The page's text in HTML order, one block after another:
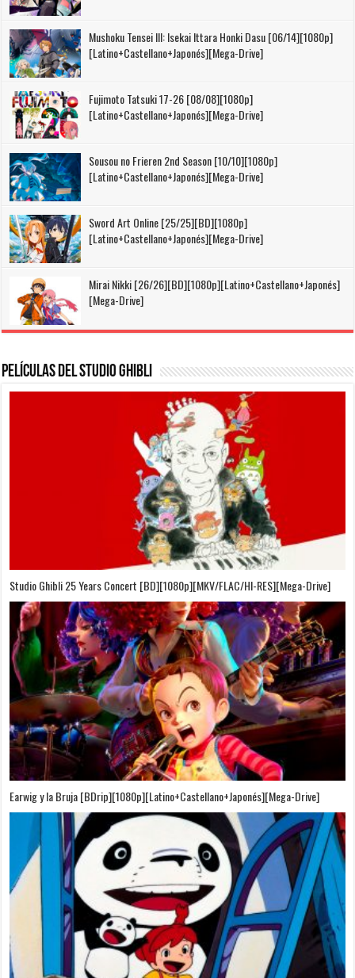
Mushoku Tensei III: Isekai Ittara Honki Dasu [06/14][1080p]
[Latino+Castellano+Japonés][Mega-Drive]
Fujimoto Tatsuki 17-26 [08/08][1080p]
[Latino+Castellano+Japonés][Mega-Drive]
Sousou no Frieren 2nd Season [10/10][1080p]
[Latino+Castellano+Japonés][Mega-Drive]
Sword Art Online [25/25][BD][1080p]
[Latino+Castellano+Japonés][Mega-Drive]
Mirai Nikki [26/26][BD][1080p][Latino+Castellano+Japonés]
[Mega-Drive]
Películas del Studio Ghibli
On Your Mark [OVA][BDrip][1080p][Sub-Español][Sub-English][MEGA]
Puedo Escuchar el Mar [Película][BDrip][1080p][Dual Audio]
[Castellano+Japonés][Sub-Español][MEGA]